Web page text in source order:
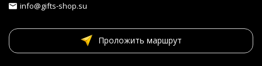
info@gifts-shop.su
Проложить маршрут